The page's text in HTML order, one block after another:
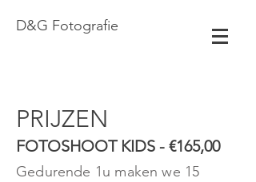
D&G Fotografie
PRIJZEN
FOTOSHOOT KIDS - €165,00
Gedurende 1u maken we 15